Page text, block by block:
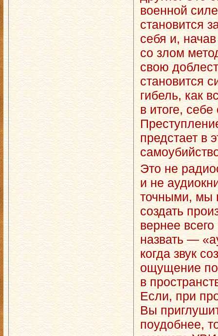
военной
становится
себя и,
со злом
свою
становится
гибель, как
в итоге,
предстает в
Это не
и не
точными, мы
создать
вернее
назвать —
когда звук
ощущение
в
Если, при
Вы
поудобнее,